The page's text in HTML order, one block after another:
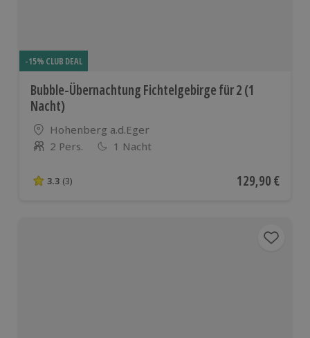
-15% CLUB DEAL
Bubble-Übernachtung Fichtelgebirge für 2 (1
Nacht)
Standort
Hohenberg a.d.Eger
Anzahl der Teilnehmer
2 Pers. 1 Nacht
3.3 von 5 Sternen basierend auf 3 Bewertungen
3.3 (3) Aktueller Preis
129,90 €